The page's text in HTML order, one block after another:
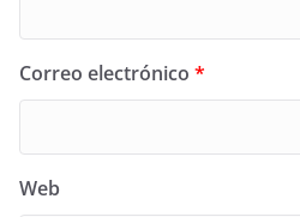
Correo electrónico *
Web